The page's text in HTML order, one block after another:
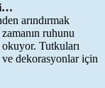
arındırmak
ruhunu
okuyor. Tutkuları
ve dekorasyonlar için